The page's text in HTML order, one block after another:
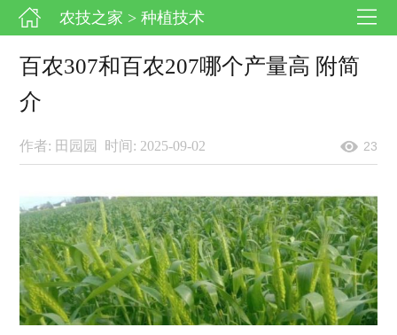
农技之家 > 种植技术
百农307和百农207哪个产量高 附简
介
作者: 田园园 时间: 2025-09-02 23